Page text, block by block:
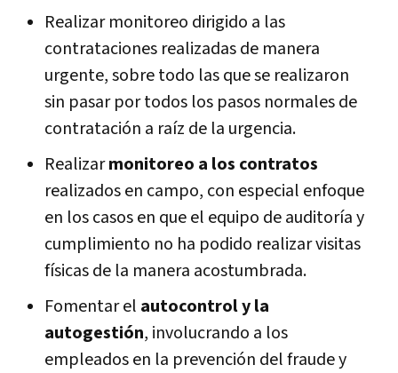
Realizar monitoreo dirigido a las
contrataciones realizadas de manera
urgente, sobre todo las que se realizaron
sin pasar por todos los pasos normales de
contratación a raíz de la urgencia.
Realizarmonitoreo a los contratos
realizados en campo, con especial enfoque
en los casos en que el equipo de auditoría y
cumplimiento no ha podido realizar visitas
físicas de la manera acostumbrada.
Fomentar el autocontrol y la
autogestión, involucrando a los
empleados en la prevención del fraude y